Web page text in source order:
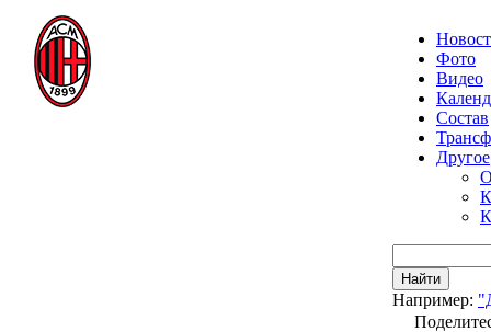
Фото
Видео
Состав
Другое
Найти
Например: